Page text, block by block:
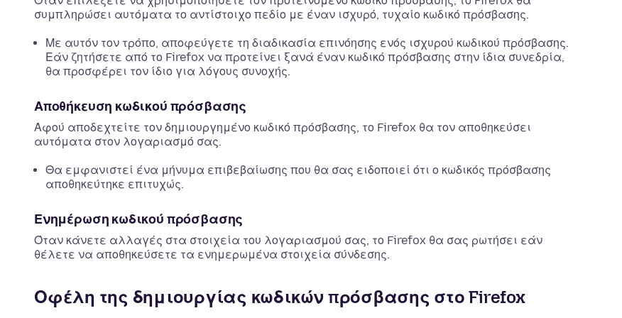
συμπληρώσει αυτόματα το αντίστοιχο πεδίο με έναν ισχυρό, τυχαίο κωδικό πρόσβασης.
Με αυτόν τον τρόπο, αποφεύγετε τη διαδικασία επινόησης ενός ισχυρού κωδικού πρόσβασης.
Εάν ζητήσετε από το Firefox να προτείνει ξανά έναν κωδικό πρόσβασης στην ίδια συνεδρία,
θα προσφέρει τον ίδιο για λόγους συνοχής.
Αποθήκευση κωδικού πρόσβασης
Αφού αποδεχτείτε τον δημιουργημένο κωδικό πρόσβασης, το Firefox θα τον αποθηκεύσει
αυτόματα στον λογαριασμό σας.
Θα εμφανιστεί ένα μήνυμα επιβεβαίωσης που θα σας ειδοποιεί ότι ο κωδικός πρόσβασης
αποθηκεύτηκε επιτυχώς.
Ενημέρωση κωδικού πρόσβασης
Όταν κάνετε αλλαγές στα στοιχεία του λογαριασμού σας, το Firefox θα σας ρωτήσει εάν
θέλετε να αποθηκεύσετε τα ενημερωμένα στοιχεία σύνδεσης.
Οφέλη της δημιουργίας κωδικών πρόσβασης στο Firefox